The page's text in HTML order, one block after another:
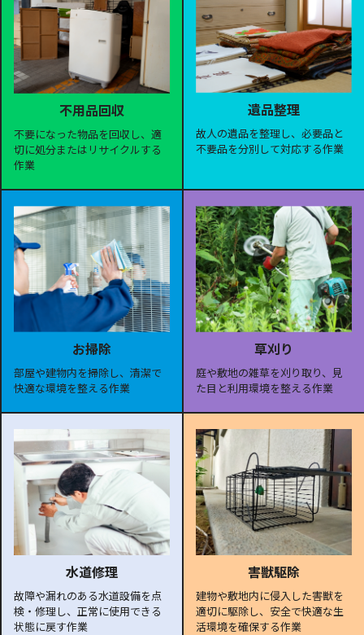
不用品回収
不要になった物品を回収し、適
切に処分またはリサイクルする
作業
遺品整理
故人の遺品を整理し、必要品と
不要品を分別して対応する作業
お掃除
部屋や建物内を掃除し、清潔で
快適な環境を整える作業
草刈り
庭や敷地の雑草を刈り取り、見
た目と利用環境を整える作業
水道修理
故障や漏れのある水道設備を点
検・修理し、正常に使用できる
状態に戻す作業
害獣駆除
建物や敷地内に侵入した害獣を
適切に駆除し、安全で快適な生
活環境を確保する作業